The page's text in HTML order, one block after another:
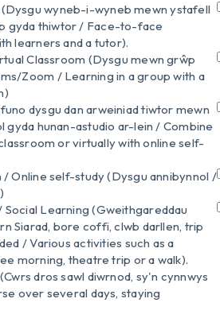
wyneb-i-wyneb mewn ystafell
gyda thiwtor / Face-to-face
learners and a tutor).
Classroom (Dysgu mewn grŵp
Zoom / Learning in a group with a
dysgu dan arweiniad tiwtor mewn
gyda hunan-astudio ar-lein / Combine
or virtually with online self-
Online self-study (Dysgu annibynnol /
Social Learning (Gweithgareddau
Siarad, bore coffi, clwb darllen, trip
/ Various activities such as a
morning, theatre trip or a walk).
dros sawl diwrnod, sy'n cynnwys
over several days, staying